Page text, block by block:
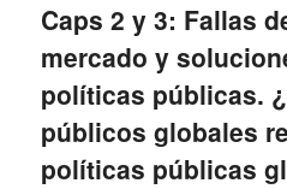
Caps 2 y 3: Fallas
mercado y
políticas públicas.
públicos globales
políticas públicas